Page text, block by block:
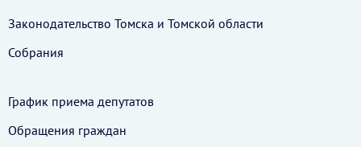
Законодательство Томска и Томской области
Собрания
График приема депутатов
Обращения граждан